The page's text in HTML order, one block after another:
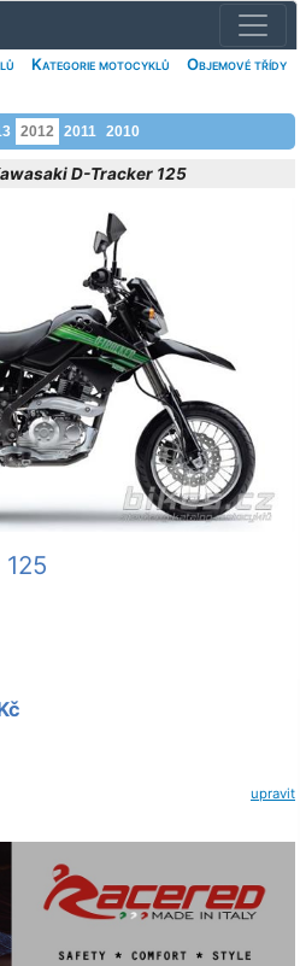
Kategorie motocyklů
Objemové třídy
2012 2011 2010
D-Tracker 125
upravit